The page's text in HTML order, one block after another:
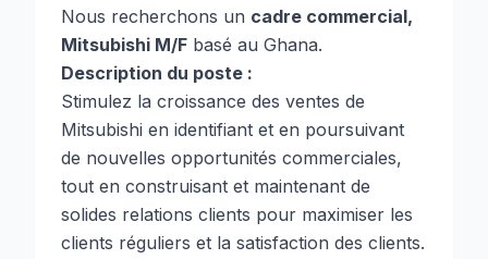
Nous recherchons un cadre commercial,
Mitsubishi M/F basé au Ghana.
Description du poste :
Stimulez la croissance des ventes de
Mitsubishi en identifiant et en poursuivant
de nouvelles opportunités commerciales,
tout en construisant et maintenant de
solides relations clients pour maximiser les
clients réguliers et la satisfaction des clients.